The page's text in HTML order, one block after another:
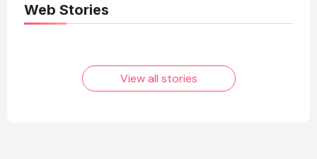
Web Stories
Elvish Yadav: एक
आम लड़के से यूट्यूबर
फिल्मों का जादू और उनका
View all stories